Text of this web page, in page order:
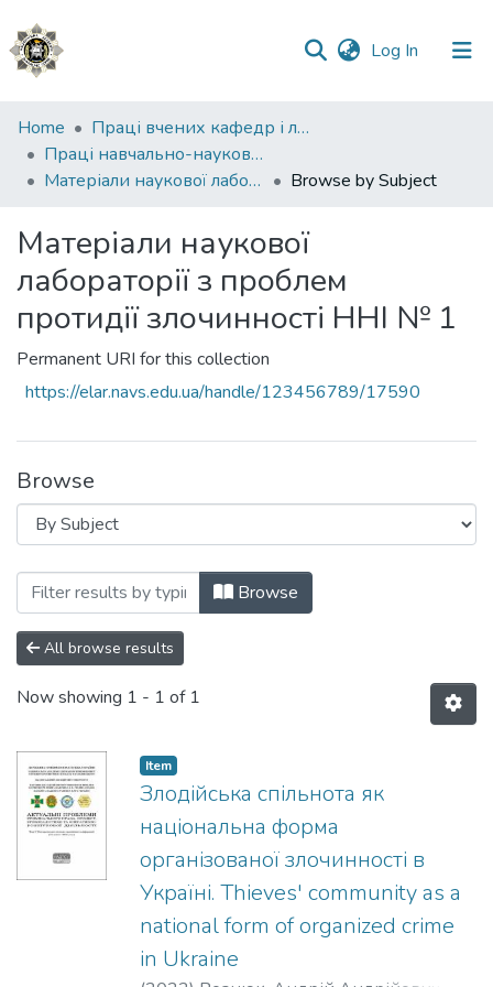
Log In (current)
Communities
&
Collections
Home
Праці вчених кафедр і лабораторій
Праці навчально-наукового інституту №1
Матеріали наукової лабораторії з проблем протидії злочинності ННІ № 1
Browse by Subject
Матеріали наукової
лабораторії з проблем
протидії злочинності ННІ № 1
Permanent URI for this collection
https://elar.navs.edu.ua/handle/123456789/17590
Browse
Browsing Матеріали наукової
Browse
All browse results
Now showing 1 - 1 of 1
Item
Злодійська спільнота як
національна форма
організованої злочинності в
Україні. Thieves' community as a
national form of organized crime
in Ukraine